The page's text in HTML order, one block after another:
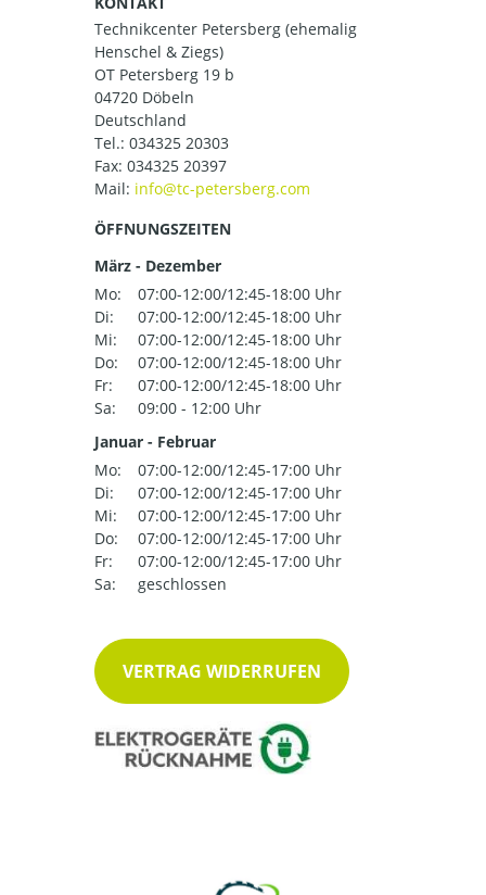
Technikcenter Petersberg (ehemalig
Henschel & Ziegs)
OT Petersberg 19 b
04720 Döbeln
Deutschland
Tel.: 034325 20303
Fax: 034325 20397
Mail:
ÖFFNUNGSZEITEN
März - Dezember
Mo:
07:00-12:00/12:45-18:00 Uhr
Di:
07:00-12:00/12:45-18:00 Uhr
Mi:
07:00-12:00/12:45-18:00 Uhr
Do:
07:00-12:00/12:45-18:00 Uhr
Fr:
07:00-12:00/12:45-18:00 Uhr
Sa:
09:00 - 12:00 Uhr
Januar - Februar
Mo:
07:00-12:00/12:45-17:00 Uhr
Di:
07:00-12:00/12:45-17:00 Uhr
Mi:
07:00-12:00/12:45-17:00 Uhr
Do:
07:00-12:00/12:45-17:00 Uhr
Fr:
07:00-12:00/12:45-17:00 Uhr
Sa:
geschlossen
VERTRAG WIDERRUFEN